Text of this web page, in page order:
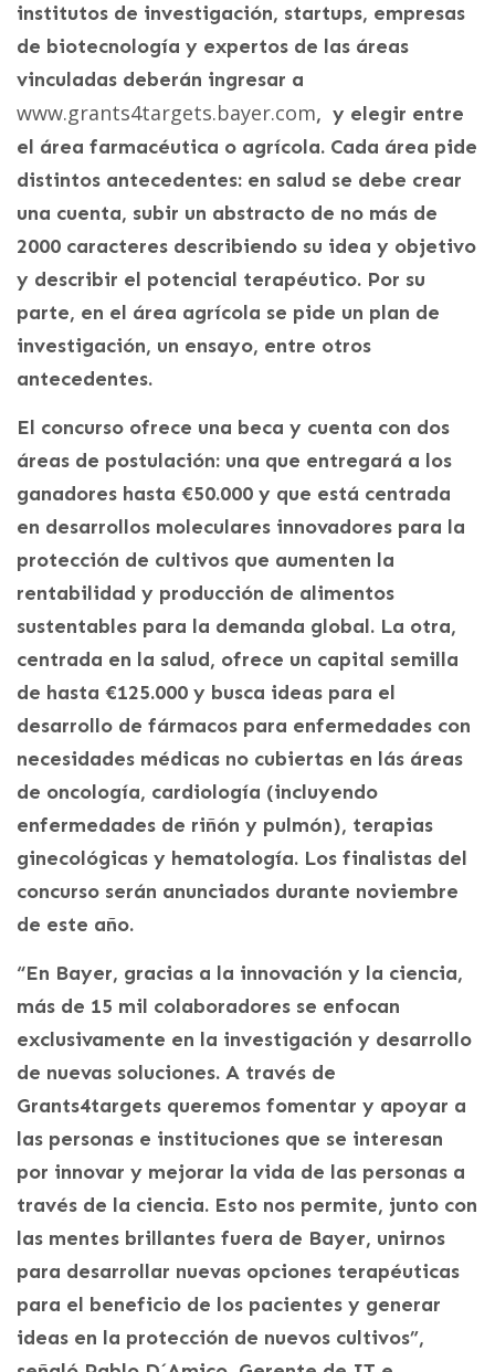
institutos de investigación, startups, empresas
de biotecnología y expertos de las áreas
vinculadas deberán ingresar a
www.grants4targets.bayer.com, y elegir entre
el área farmacéutica o agrícola. Cada área pide
distintos antecedentes: en salud se debe crear
una cuenta, subir un abstracto de no más de
2000 caracteres describiendo su idea y objetivo
y describir el potencial terapéutico. Por su
parte, en el área agrícola se pide un plan de
investigación, un ensayo, entre otros
antecedentes.
El concurso ofrece una beca y cuenta con dos
áreas de postulación: una que entregará a los
ganadores hasta €50.000 y que está centrada
en desarrollos moleculares innovadores para la
protección de cultivos que aumenten la
rentabilidad y producción de alimentos
sustentables para la demanda global. La otra,
centrada en la salud, ofrece un capital semilla
de hasta €125.000 y busca ideas para el
desarrollo de fármacos para enfermedades con
necesidades médicas no cubiertas en lás áreas
de oncología, cardiología (incluyendo
enfermedades de riñón y pulmón), terapias
ginecológicas y hematología. Los finalistas del
concurso serán anunciados durante noviembre
de este año.
“En Bayer, gracias a la innovación y la ciencia,
más de 15 mil colaboradores se enfocan
exclusivamente en la investigación y desarrollo
de nuevas soluciones. A través de
Grants4targets queremos fomentar y apoyar a
las personas e instituciones que se interesan
por innovar y mejorar la vida de las personas a
través de la ciencia. Esto nos permite, junto con
las mentes brillantes fuera de Bayer, unirnos
para desarrollar nuevas opciones terapéuticas
para el beneficio de los pacientes y generar
ideas en la protección de nuevos cultivos”,